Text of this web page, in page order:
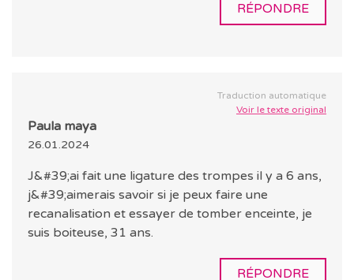
RÉPONDRE
Traduction automatique
Voir le texte original
Paula maya
26.01.2024
J&#39;ai fait une ligature des trompes il y a 6 ans,
j&#39;aimerais savoir si je peux faire une
recanalisation et essayer de tomber enceinte, je
suis boiteuse, 31 ans.
RÉPONDRE